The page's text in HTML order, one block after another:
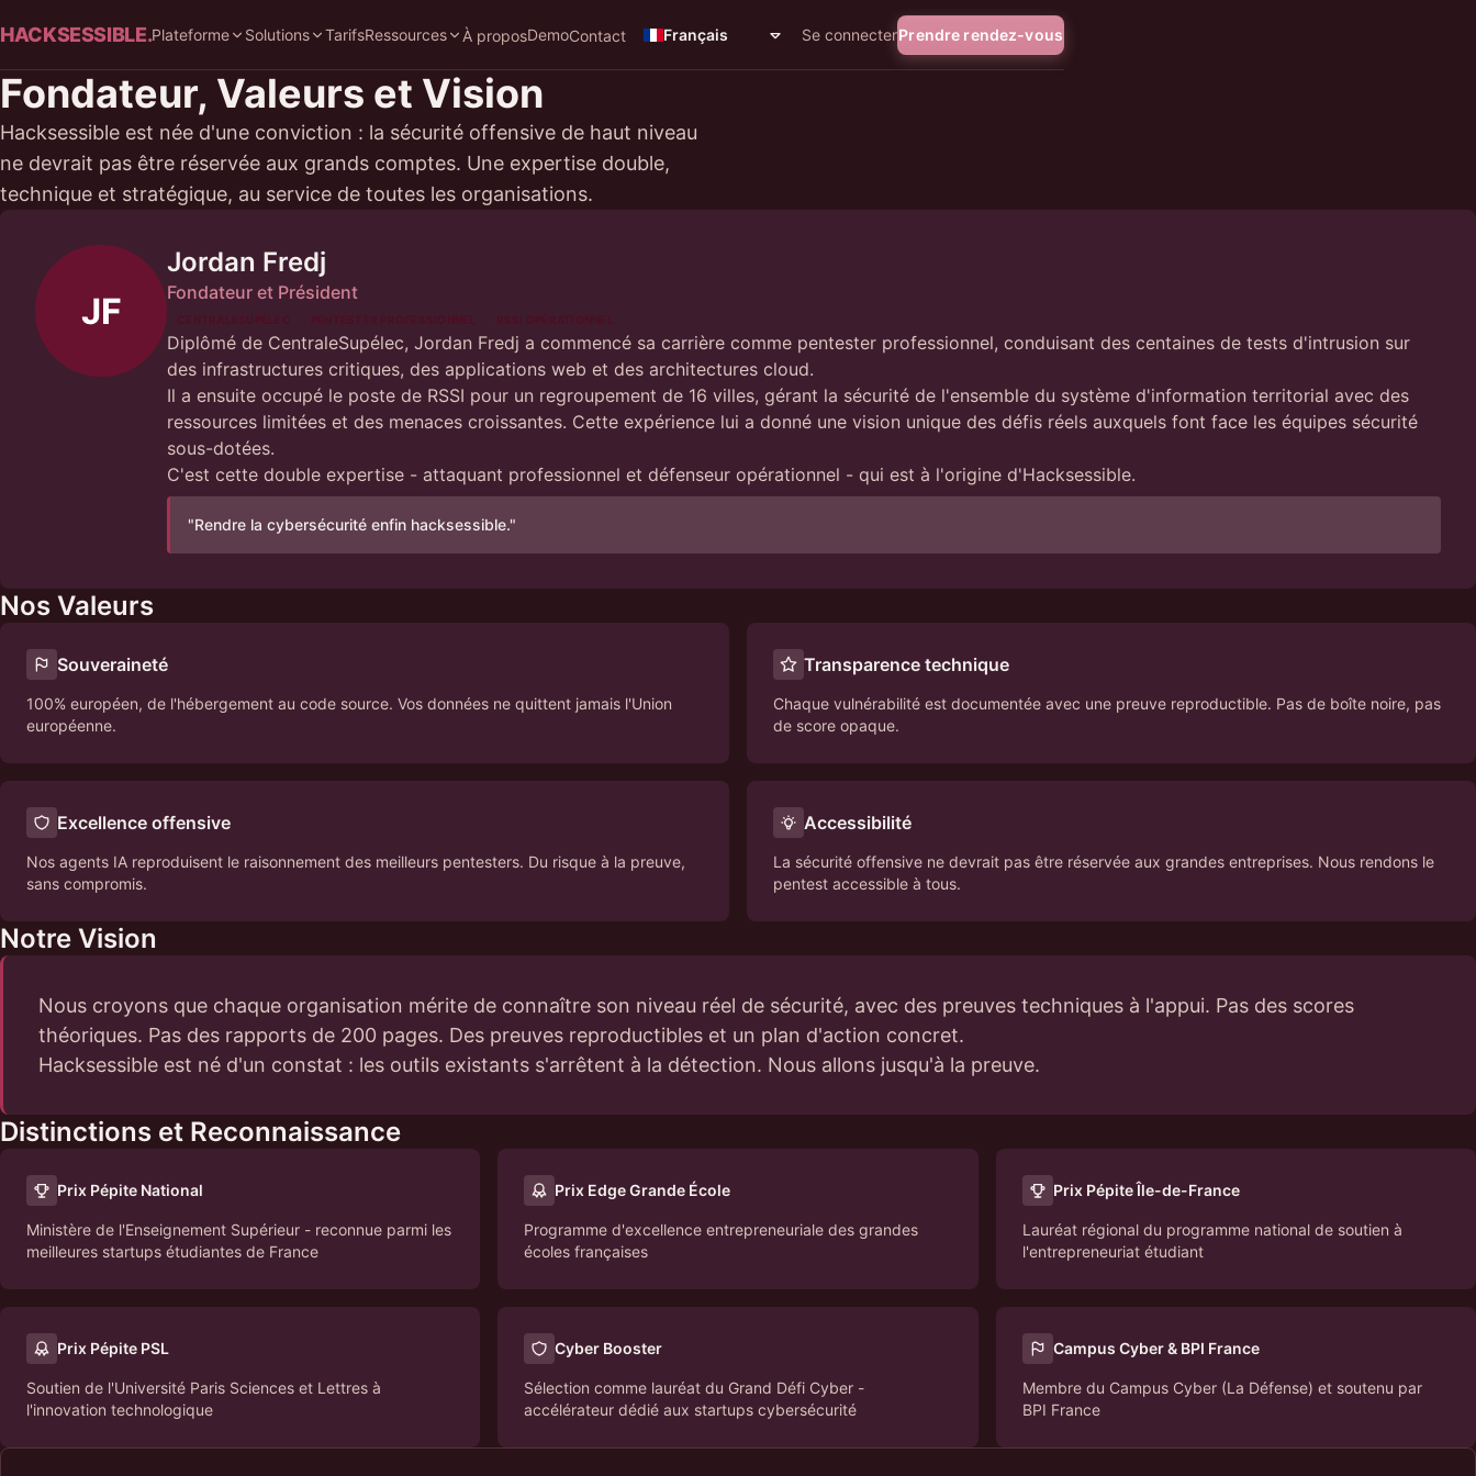
HACKSESSIBLE.Plateforme Solutions TarifsRessources À proposDemoContact Français Se connecterPrendre rendez-vous
Fondateur, Valeurs et Vision
Hacksessible est née d'une conviction : la sécurité offensive de haut niveau
ne devrait pas être réservée aux grands comptes. Une expertise double,
technique et stratégique, au service de toutes les organisations.
JF
Jordan Fredj
Fondateur et Président
Diplômé de CentraleSupélec, Jordan Fredj a commencé sa carrière comme pentester professionnel, conduisant des centaines de tests d'intrusion sur
des infrastructures critiques, des applications web et des architectures cloud.
Il a ensuite occupé le poste de RSSI pour un regroupement de 16 villes, gérant la sécurité de l'ensemble du système d'information territorial avec des
ressources limitées et des menaces croissantes. Cette expérience lui a donné une vision unique des défis réels auxquels font face les équipes sécurité
sous-dotées.
C'est cette double expertise - attaquant professionnel et défenseur opérationnel - qui est à l'origine d'Hacksessible.
"Rendre la cybersécurité enfin hacksessible."
Nos Valeurs
Souveraineté
100% européen, de l'hébergement au code source. Vos données ne quittent jamais l'Union
européenne.
Transparence technique
Chaque vulnérabilité est documentée avec une preuve reproductible. Pas de boîte noire, pas
de score opaque.
Excellence offensive
Nos agents IA reproduisent le raisonnement des meilleurs pentesters. Du risque à la preuve,
sans compromis.
Accessibilité
La sécurité offensive ne devrait pas être réservée aux grandes entreprises. Nous rendons le
pentest accessible à tous.
Notre Vision
Nous croyons que chaque organisation mérite de connaître son niveau réel de sécurité, avec des preuves techniques à l'appui. Pas des scores
théoriques. Pas des rapports de 200 pages. Des preuves reproductibles et un plan d'action concret.
Hacksessible est né d'un constat : les outils existants s'arrêtent à la détection. Nous allons jusqu'à la preuve.
Distinctions et Reconnaissance
Prix Pépite National
Ministère de l'Enseignement Supérieur - reconnue parmi les
meilleures startups étudiantes de France
Prix Edge Grande École
Programme d'excellence entrepreneuriale des grandes
écoles françaises
Prix Pépite Île-de-France
Lauréat régional du programme national de soutien à
l'entrepreneuriat étudiant
Prix Pépite PSL
Soutien de l'Université Paris Sciences et Lettres à
l'innovation technologique
Cyber Booster
Sélection comme lauréat du Grand Défi Cyber -
accélérateur dédié aux startups cybersécurité
Campus Cyber & BPI France
Membre du Campus Cyber (La Défense) et soutenu par
BPI France